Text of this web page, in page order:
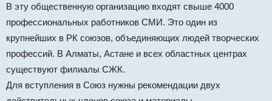
В эту общественную организацию входят свыше 4000
профессиональных работников СМИ. Это один из
крупнейших в РК союзов, объединяющих людей творческих
профессий. В Алматы, Астане и всех областных центрах
существуют филиалы СЖК.
Для вступления в Союз нужны рекомендации двух